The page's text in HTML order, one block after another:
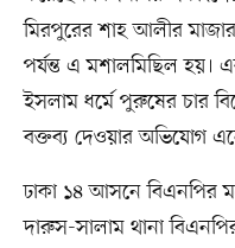
মিরপুরের শাহ আলীর
পর্যন্ত এ মশালমিছিল হয়।
ইসলাম ধর্মে পুরুষের চার
বক্তব্য দেওয়ার অভিযোগ
ঢাকা ১৪ আসনে বিএনপির
দারুস-সালাম থানা